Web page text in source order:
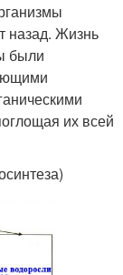
назад. Жизнь
были
их всей